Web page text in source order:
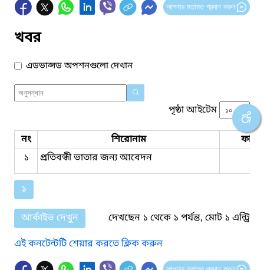
আপনার মতামত প্রদান করুন
খবর
এডভান্সড অপশনগুলো দেখান
পৃষ্ঠা আইটেম
নং শিরোনাম
ফাইল
১
প্রতিবন্ধী ভাতার জন্য আবেদন
১
আর্কাইভ দেখুন
দেখছেন ১ থেকে ১ পর্যন্ত, মোট ১ এন্ট্রি
এই কনটেন্টটি শেয়ার করতে ক্লিক করুন